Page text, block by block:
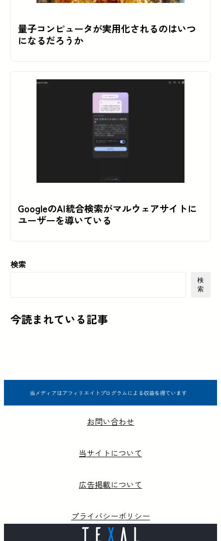
量子コンピュータが実用化されるのはいつ
になるだろうか
GoogleのAI統合検索がマルウェアサイトに
ユーザーを導いている
検索
検
索
今読まれている記事
当メディアはアフィリエイトプログラムによる収益を得ています
お問い合わせ
当サイトについて
広告掲載について
プライバシーポリシー